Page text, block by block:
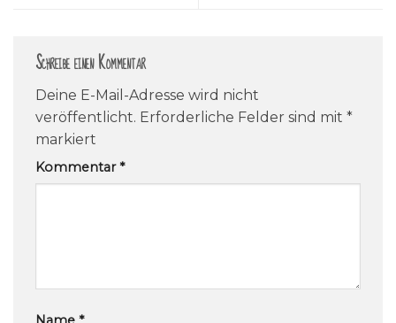
Schreibe einen Kommentar
Deine E-Mail-Adresse wird nicht
veröffentlicht. Erforderliche Felder sind mit *
markiert
Kommentar*